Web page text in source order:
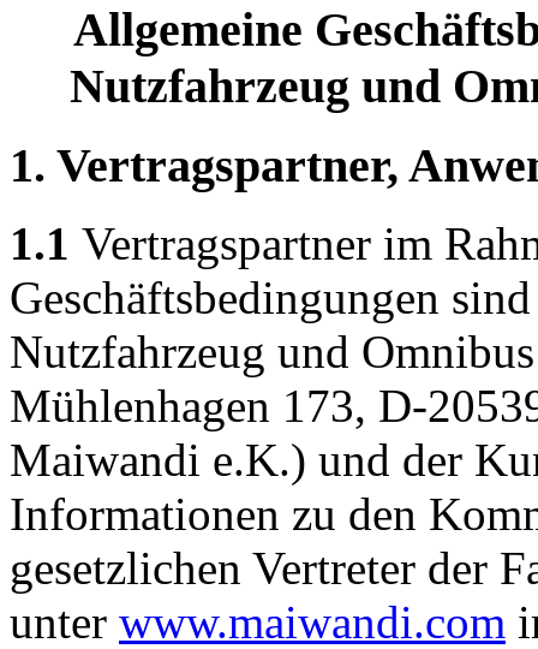
Allgemeine
Nutzfahrzeug und
1. Vertragspartner,
1.1 Vertragspartner im
Geschäftsbedingungen
Nutzfahrzeug und
Mühlenhagen 173, D-
Maiwandi e.K.) und der
Informationen zu den
gesetzlichen Vertreter der
unter www.maiwandi.com